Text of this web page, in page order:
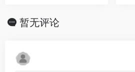
暂无评论